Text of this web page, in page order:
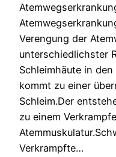
Verengung der
unterschiedlichster
Schleimhäute in
kommt zu einer
Schleim.Der
zu einem
Verkrampfte…